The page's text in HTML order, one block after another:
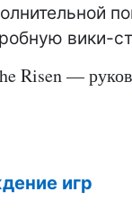
вики-
Risen —
игр